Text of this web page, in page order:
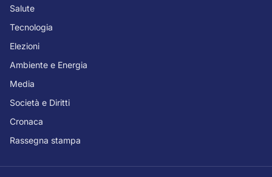
Salute
Tecnologia
Elezioni
Ambiente e Energia
Media
Società e Diritti
Cronaca
Rassegna stampa